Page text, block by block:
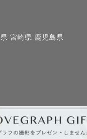
アカウントへご相
対応いたしますの
れていますが、３
宮崎県 鹿児島県